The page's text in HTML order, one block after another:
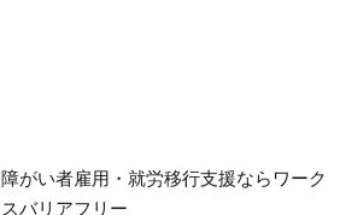
障がい者雇用・就労移行支援ならワーク
スバリアフリー